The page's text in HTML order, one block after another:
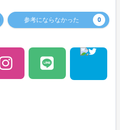
参考にならなかった 0